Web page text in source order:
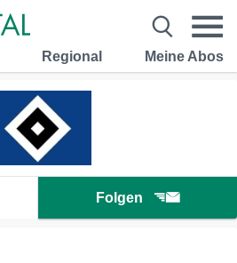
Regional Meine Abos
Folgen